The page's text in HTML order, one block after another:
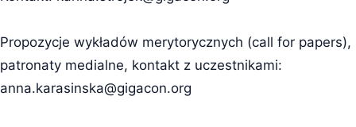
Propozycje wykładów merytorycznych (call for papers),
patronaty medialne, kontakt z uczestnikami:
anna.karasinska@gigacon.org